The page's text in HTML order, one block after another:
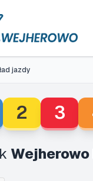
jazdy
2 3
Wejherowo